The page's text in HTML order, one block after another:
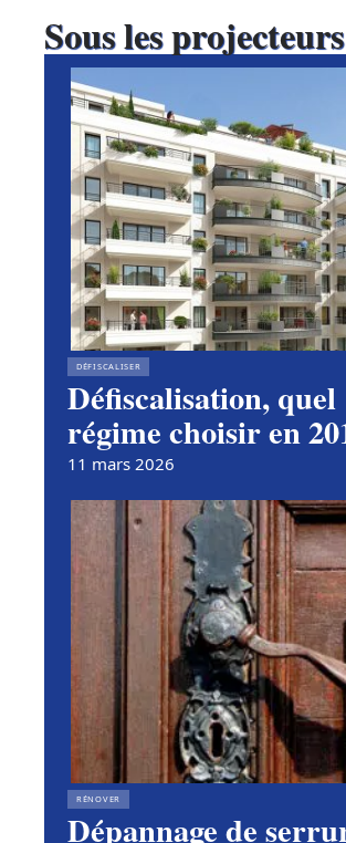
Sous les projecteurs
DÉFISCALISER
Défiscalisation, quel
régime choisir en
11 mars 2026
RÉNOVER
Dépannage de